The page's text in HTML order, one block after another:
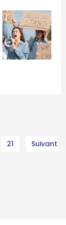
21 Suivant